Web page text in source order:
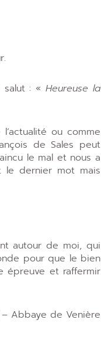
salut : «Heureuse la
ou comme
de Sales peut
le mal et nous a
dernier mot mais
autour de moi, qui
pour que le bien
épreuve et raffermir
Abbaye de Venière